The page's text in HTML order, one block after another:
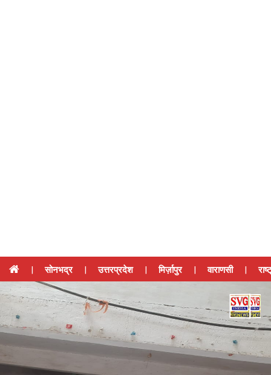
| सोनभद्र | उत्तरप्रदेश | मिर्ज़ापुर | वाराणसी |